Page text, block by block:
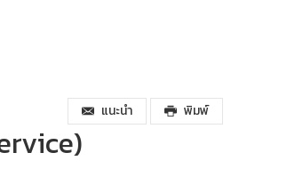
แนะนำ พิมพ์